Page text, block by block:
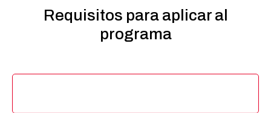
Requisitos para aplicar al
programa